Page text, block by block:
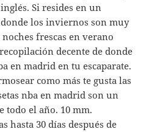
Si resides en un
los inviernos son muy
frescas en verano
decente de donde
en madrid en tu escaparate.
como más te gusta las
nba en madrid son un
todo el año. 10 mm.
hasta 30 días después de